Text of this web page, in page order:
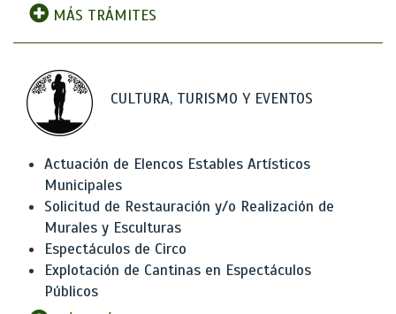
MÁS TRÁMITES
CULTURA, TURISMO Y EVENTOS
Actuación de Elencos Estables Artísticos
Municipales
Solicitud de Restauración y/o Realización de
Murales y Esculturas
Espectáculos de Circo
Explotación de Cantinas en Espectáculos
Públicos